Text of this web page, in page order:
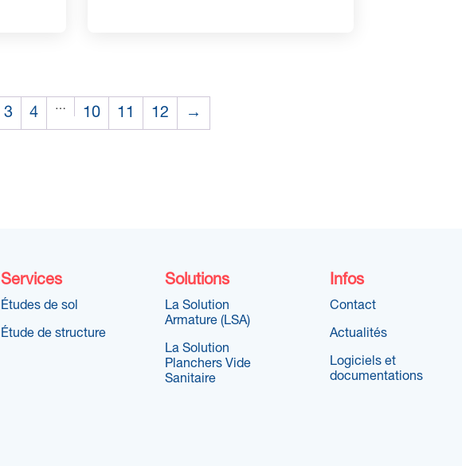
3 4 … 10 11 12 →
Services
Études de sol
Étude de structure
Solutions
La Solution
Armature (LSA)
La Solution
Planchers Vide
Sanitaire
Infos
Contact
Actualités
Logiciels et
documentations